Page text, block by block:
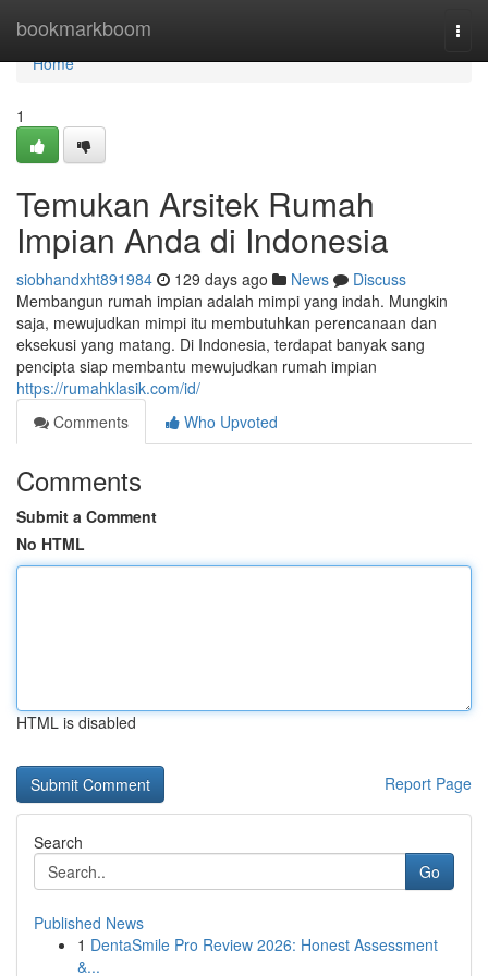
bookmarkboom
Home
Home
1
Temukan Arsitek Rumah
Impian Anda di Indonesia
siobhandxht891984 129 days ago News
Discuss
Membangun rumah impian adalah mimpi yang indah. Mungkin
saja, mewujudkan mimpi itu membutuhkan perencanaan dan
eksekusi yang matang. Di Indonesia, terdapat banyak sang
pencipta siap membantu mewujudkan rumah impian
https://rumahklasik.com/id/
Comments
Who Upvoted
Comments
Submit a Comment
No HTML
HTML is disabled
Report Page
Search
Go
Published News
1 DentaSmile Pro Review 2026: Honest Assessment
&...